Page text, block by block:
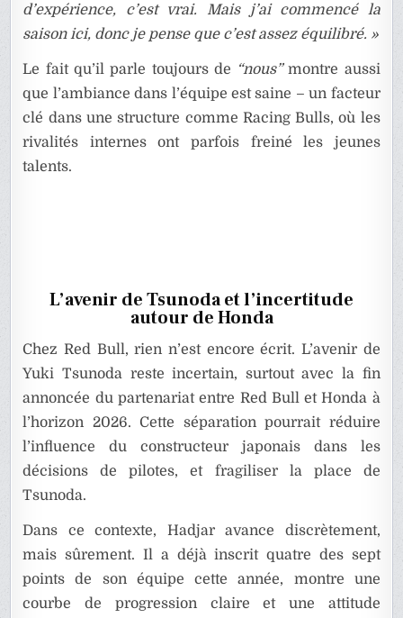
d’expérience, c’est vrai. Mais j’ai commencé la
saison ici, donc je pense que c’est assez équilibré. »
Le fait qu’il parle toujours de “nous”montre aussi
que l’ambiance dans l’équipe est saine – un facteur
clé dans une structure comme Racing Bulls, où les
rivalités internes ont parfois freiné les jeunes
talents.
L’avenir de Tsunoda et l’incertitude
autour de Honda
Chez Red Bull, rien n’est encore écrit. L’avenir de
Yuki Tsunoda reste incertain, surtout avec la fin
annoncée du partenariat entre Red Bull et Honda à
l’horizon 2026. Cette séparation pourrait réduire
l’influence du constructeur japonais dans les
décisions de pilotes, et fragiliser la place de
Tsunoda.
Dans ce contexte, Hadjar avance discrètement,
mais sûrement. Il a déjà inscrit quatre des sept
points de son équipe cette année, montre une
courbe de progression claire et une attitude